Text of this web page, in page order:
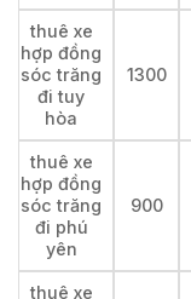
thuê xe
hợp đồng
sóc trăng
đi tuy
hòa
1300
thuê xe
hợp đồng
sóc trăng
đi phú
yên
900
thuê xe